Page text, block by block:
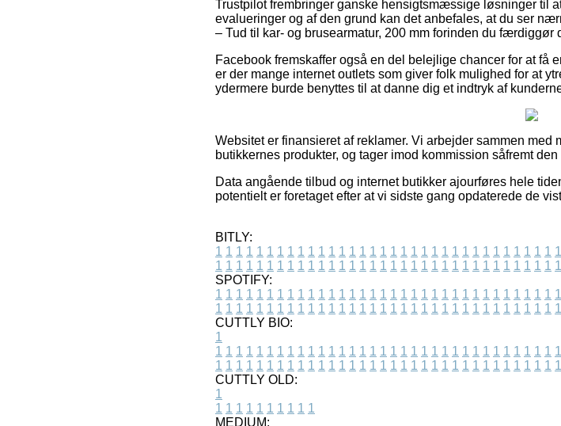
Trustpilot frembringer ganske hensigtsmæssige løsninger til
evalueringer og af den grund kan det anbefales, at du ser
– Tud til kar- og brusearmatur, 200 mm forinden du færdiggør
Facebook fremskaffer også en del belejlige chancer for at få
er der mange internet outlets som giver folk mulighed for at
ydermere burde benyttes til at danne dig et indtryk af
Websitet er finansieret af reklamer. Vi arbejder sammen med
butikkernes produkter, og tager imod kommission såfremt
Data angående tilbud og internet butikker ajourføres hele
potentielt er foretaget efter at vi sidste gang opdaterede de
BITLY:
1 1 1 1 1 1 1 1 1 1 1 1 1 1 1 1 1 1 1 1 1 1 1 1 1 1 1 1 1 1 1 1 1 1
1 1 1 1 1 1 1 1 1 1 1 1 1 1 1 1 1 1 1 1 1 1 1 1 1 1 1 1 1 1 1 1 1 1
SPOTIFY:
1 1 1 1 1 1 1 1 1 1 1 1 1 1 1 1 1 1 1 1 1 1 1 1 1 1 1 1 1 1 1 1 1 1
1 1 1 1 1 1 1 1 1 1 1 1 1 1 1 1 1 1 1 1 1 1 1 1 1 1 1 1 1 1 1 1 1 1
CUTTLY BIO:
1
1 1 1 1 1 1 1 1 1 1 1 1 1 1 1 1 1 1 1 1 1 1 1 1 1 1 1 1 1 1 1 1 1 1
1 1 1 1 1 1 1 1 1 1 1 1 1 1 1 1 1 1 1 1 1 1 1 1 1 1 1 1 1 1 1 1 1 1
CUTTLY OLD:
1
1 1 1 1 1 1 1 1 1 1
MEDIUM: